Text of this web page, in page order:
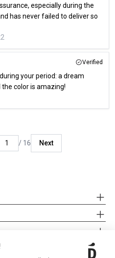
especially during the
has never failed to deliver so
Verified
your period: a dream
color is amazing!
/ 16 Next
Conditions